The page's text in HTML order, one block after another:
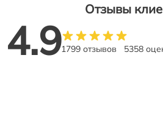
Отзывы
4.91799 отзывов 5358